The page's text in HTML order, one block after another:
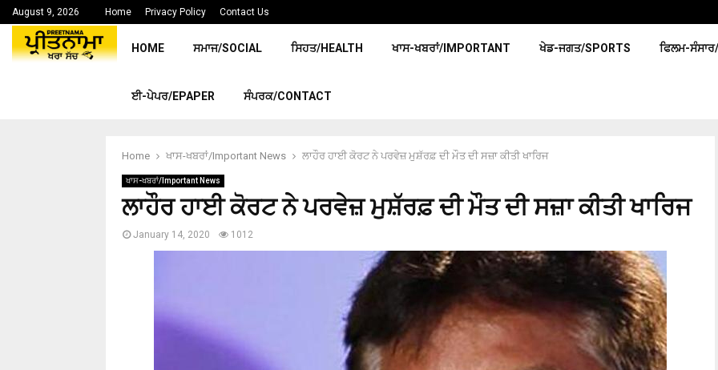
August 9, 2026 Home Privacy Policy Contact Us
HOME ਸਮਾਜ/SOCIAL ਸਿਹਤ/HEALTH ਖਾਸ-ਖਬਰਾਂ/IMPORTANT ਖੇਡ-ਜਗਤ/SPORTS ਫਿਲਮ-
ਈ-ਪੇਪਰ/EPAPER ਸੰਪਰਕ/CONTACT
Home ਖਾਸ-ਖਬਰਾਂ/Important News ਲਾਹੌਰ ਹਾਈ ਕੋਰਟ ਨੇ ਪਰਵੇਜ਼ ਮੁਸ਼ੱਰਫ਼ ਦੀ ਮੌਤ ਦੀ ਸਜ਼ਾ ਕੀਤੀ ਖਾਰਿਜ
ਖਾਸ-ਖਬਰਾਂ/Important News
ਲਾਹੌਰ ਹਾਈ ਕੋਰਟ ਨੇ ਪਰਵੇਜ਼ ਮੁਸ਼ੱਰਫ਼ ਦੀ ਮੌਤ ਦੀ ਸਜ਼ਾ ਕੀਤੀ ਖਾਰਿਜ
January 14, 2020 1012